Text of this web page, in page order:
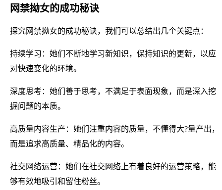
网禁拗女的成功秘诀
探究网禁拗女的成功秘诀，我们可以总结出几个关键点：
持续学习：她们不断地学习新知识，保持知识的更新，以应
对快速变化的环境。
深度思考：她们善于思考，不满足于表面现象，而是深入挖
掘问题的本质。
高质量内容生产：她们注重内容的质量，不懂得大?量产出，
而是追求高质量、精品化的内容。
社交网络运营：她们在社交网络上有着良好的运营策略，能
够有效地吸引和留住粉丝。